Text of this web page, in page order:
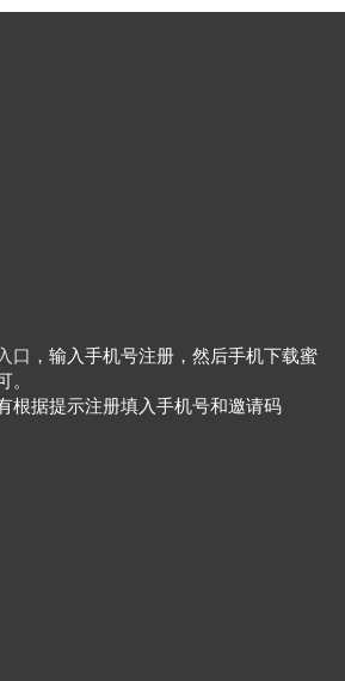
口 ，输入手机号注册，然后手机下载蜜
。
根据提示注册填入手机号和邀请码